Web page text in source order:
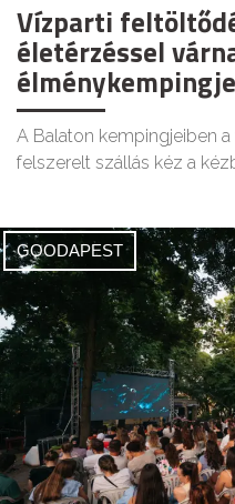
Vízparti
életérzéssel
A Balaton kempingjeiben
felszerelt szállás kéz a
GOODAPEST